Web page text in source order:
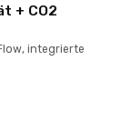
+ CO2
integrierte